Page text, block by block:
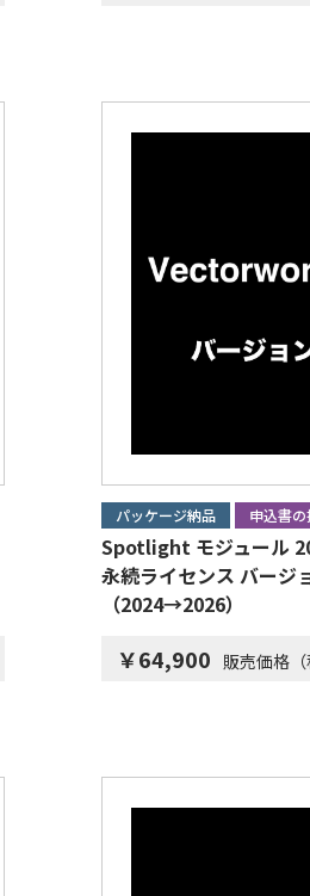
パッケージ納品 申込書
Spotlight モジュール
永続ライセンス バージ
（2024→2026）
￥64,900 販売価格（